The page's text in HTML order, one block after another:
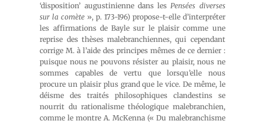
‘disposition’ augustinienne dans lesPensées diverses
sur la comète », p. 173-196) propose-t-elle d’interpréter
les affirmations de Bayle sur le plaisir comme une
reprise des thèses malebranchiennes, qui cependant
corrige M. à l’aide des principes mêmes de ce dernier :
puisque nous ne pouvons résister au plaisir, nous ne
sommes capables de vertu que lorsqu’elle nous
procure un plaisir plus grand que le vice. De même, le
déisme des traités philosophiques clandestins se
nourrit du rationalisme théologique malebranchien,
comme le montre A. McKenna (« Du malebranchisme